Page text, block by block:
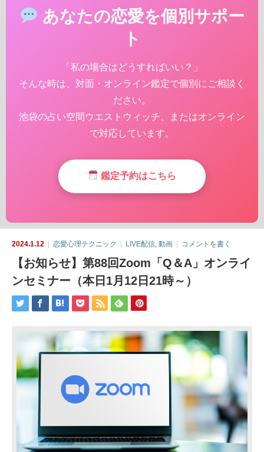
あなたの恋愛を個別サポー
ト
「私の場合はどうすればいい？」
そんな時は、対面・オンライン鑑定で個別にご相談く
ださい。
池袋の占い空間ウエストウィッチ、またはオンライン
で対応しています。
鑑定予約はこちら
2024.1.12 恋愛心理テクニック LIVE配信 動画 コメントを書く
【お知らせ】第88回Zoom「Q＆A」オンライ
ンセミナー（本日1月12日21時～）